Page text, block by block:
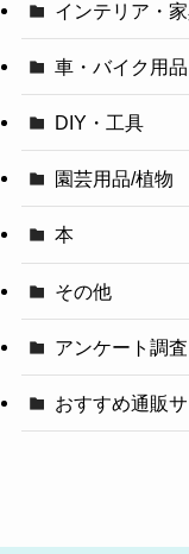
インテリア・
車・バイク用品
DIY・工具
園芸用品/植物
本
その他
アンケート調査
おすすめ通販サ